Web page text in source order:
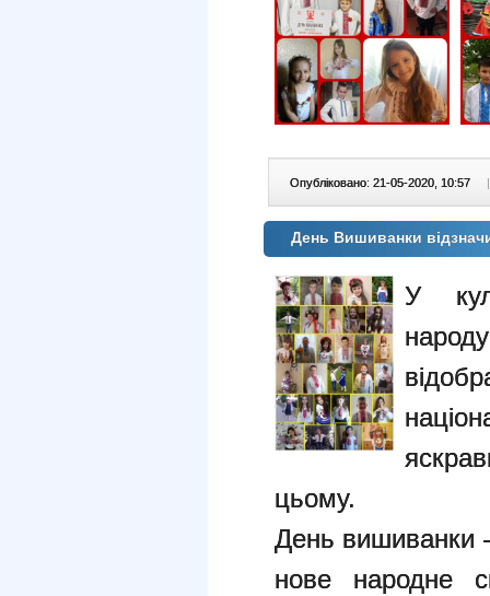
Опубліковано: 21-05-2020, 10:57 |
День Вишиванки
У
цьому.
День вишиванки -
нове народне